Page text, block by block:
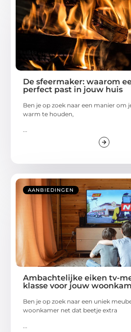
De sfeermaker: waarom
perfect past in jouw huis
Ben je op zoek naar een manier om
warm te houden,
...
AANBIEDINGEN
Ambachtelijke eiken tv-
klasse voor jouw
Ben je op zoek naar een uniek
woonkamer net dat beetje extra
...